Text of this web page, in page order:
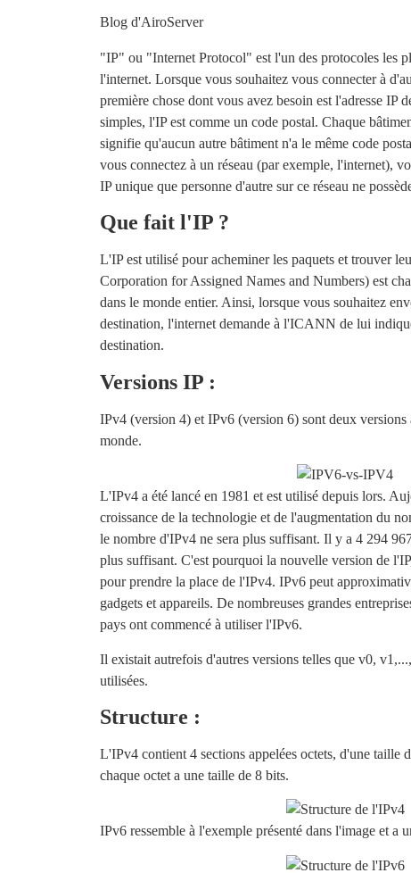
Blog d'AiroServer
"IP" ou "Internet Protocol" est l'un des protocoles les
l'internet. Lorsque vous souhaitez vous connecter à
première chose dont vous avez besoin est l'adresse IP
simples, l'IP est comme un code postal. Chaque
signifie qu'aucun autre bâtiment n'a le même code
vous connectez à un réseau (par exemple, l'internet),
IP unique que personne d'autre sur ce réseau ne
Que fait l'IP ?
L'IP est utilisé pour acheminer les paquets et trouver
Corporation for Assigned Names and Numbers) est
dans le monde entier. Ainsi, lorsque vous souhaitez
destination, l'internet demande à l'ICANN de lui
destination.
Versions IP :
IPv4 (version 4) et IPv6 (version 6) sont deux versions
monde.
L'IPv4 a été lancé en 1981 et est utilisé depuis lors.
croissance de la technologie et de l'augmentation du
le nombre d'IPv4 ne sera plus suffisant. Il y a 4 294
plus suffisant. C'est pourquoi la nouvelle version de
pour prendre la place de l'IPv4. IPv6 peut
gadgets et appareils. De nombreuses grandes
pays ont commencé à utiliser l'IPv6.
Il existait autrefois d'autres versions telles que v0,
utilisées.
Structure :
L'IPv4 contient 4 sections appelées octets, d'une taille
chaque octet a une taille de 8 bits.
IPv6 ressemble à l'exemple présenté dans l'image et a